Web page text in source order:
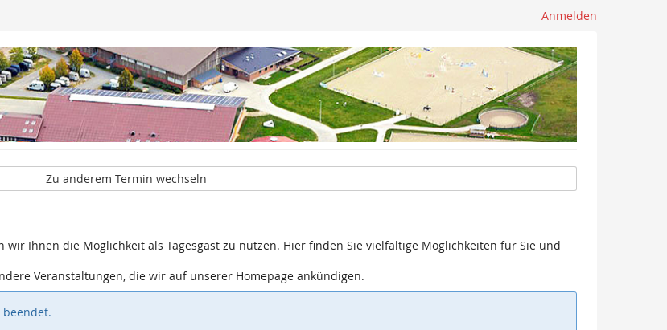
Anmelden
Zu anderem Termin wechseln
Ihnen die Möglichkeit als Tagesgast zu nutzen. Hier finden Sie vielfältige Möglichkeiten für Sie und
Veranstaltungen, die wir auf unserer Homepage ankündigen.